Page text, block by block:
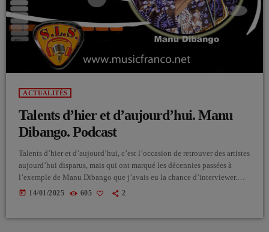
ACTUALITÉS
Talents d’hier et d’aujourd’hui. Manu
Dibango. Podcast
Talents d’hier et d’aujourd’hui, c’est l’occasion de retrouver des artistes
aujourd’hui disparus, mais qui ont marqué les décennies passées à
l’exemple de Manu Dibango que j’avais eu la chance d’interviewer.
Podcast
today 14/01/2025 605 2